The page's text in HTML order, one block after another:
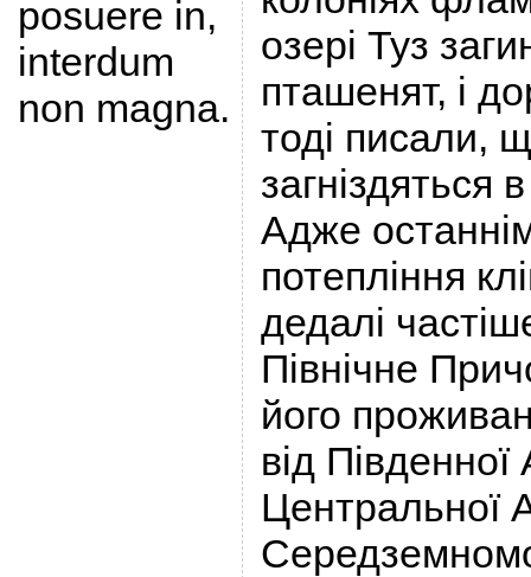
posuere in,
interdum
non magna.
озері Туз
пташенят, і
тоді писали,
загніздяться
Адже
потепління
дедалі
Північне
його
від
Центральної